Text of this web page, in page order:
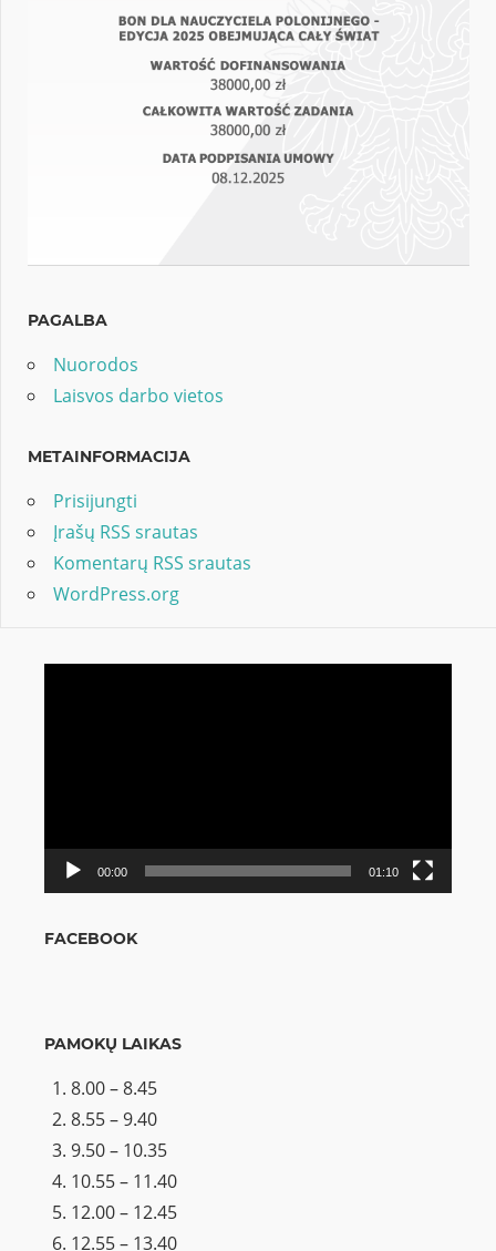
PAGALBA
Nuorodos
Laisvos darbo vietos
METAINFORMACIJA
Prisijungti
Įrašų RSS srautas
Komentarų RSS srautas
WordPress.org
00:00 01:10
FACEBOOK
PAMOKŲ LAIKAS
8.00 – 8.45
8.55 – 9.40
9.50 – 10.35
10.55 – 11.40
12.00 – 12.45
12.55 – 13.40